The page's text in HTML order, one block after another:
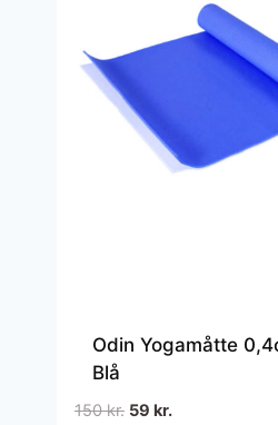
Odin Yogamåtte
Blå
150kr. Den
59 kr.Den